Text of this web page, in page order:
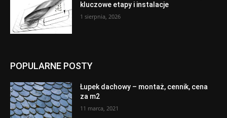
kluczowe etapy i instalacje
1 sierpnia, 2026
POPULARNE POSTY
Łupek dachowy – montaż, cennik, cena
za m2
11 marca, 2021